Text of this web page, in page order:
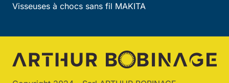
Visseuses à chocs sans fil MAKITA